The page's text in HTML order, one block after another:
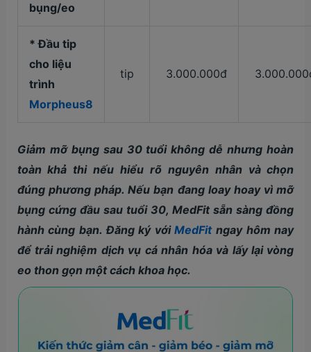
bụng/eo
* Đầu tip
cho liệu
trình
Morpheus8
tip 3.000.000đ
Giảm mỡ bụng sau 30 tuổi không dễ nhưng hoàn
toàn khả thi nếu hiểu rõ nguyên nhân và chọn
đúng phương pháp. Nếu bạn đang loay hoay vì mỡ
bụng cứng đầu sau tuổi 30, MedFit sẵn sàng đồng
hành cùng bạn. Đăng ký vớiMedFitngay hôm nay
để trải nghiệm dịch vụ cá nhân hóa và lấy lại vòng
eo thon gọn một cách khoa học.